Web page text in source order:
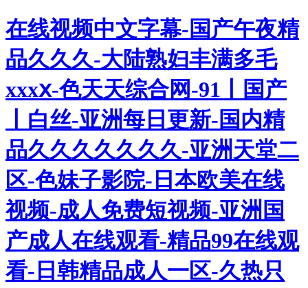
在线视频中文字幕-国产午夜精
品久久久-大陆熟妇丰满多毛
xxxⅹ-色天天综合网-91丨国产
丨白丝-亚洲每日更新-国内精
品久久久久久久久-亚洲天堂二
区-色妹子影院-日本欧美在线
视频-成人免费短视频-亚洲国
产成人在线观看-精品99在线观
看-日韩精品成人一区-久热只